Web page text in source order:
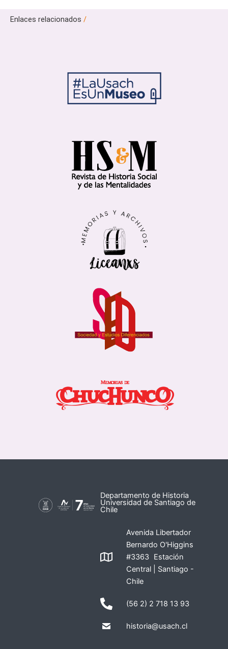
Enlaces relacionados /
Departamento de Historia
Universidad de Santiago de
Chile
Avenida Libertador
Bernardo O'Higgins
#3363 Estación
Central | Santiago -
Chile
(56 2) 2 718 13 93
historia@usach.cl